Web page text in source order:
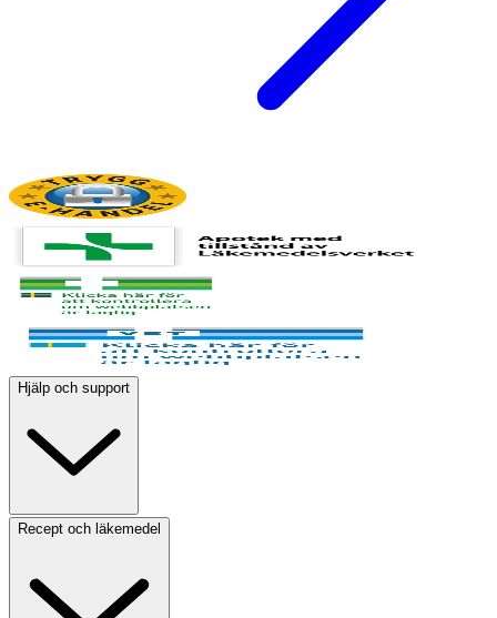
Hjälp och support
Recept och läkemedel